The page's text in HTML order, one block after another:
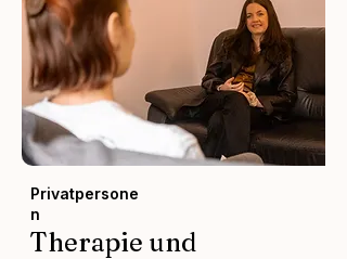
Privatpersone
n
Therapie und